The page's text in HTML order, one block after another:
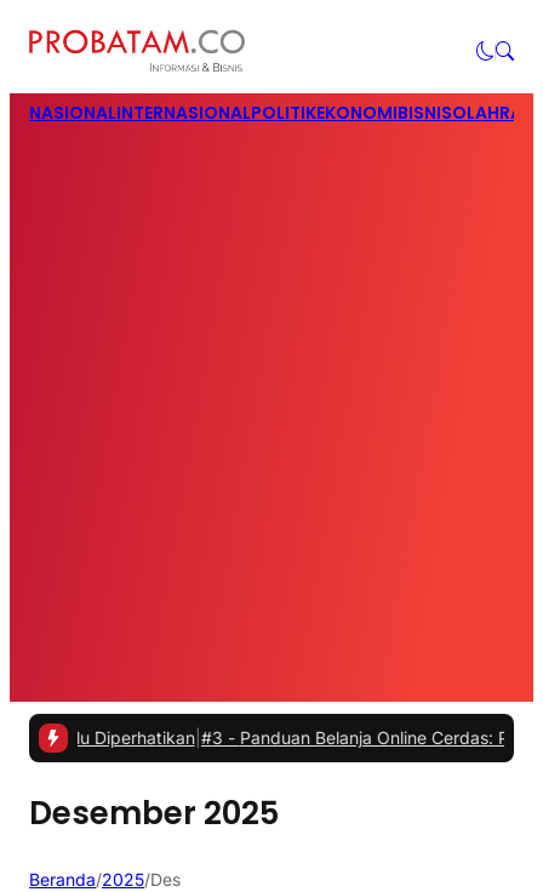
NASIONALINTERNASIONALPOLITIKEKONOMIBISNIS
Diperhatikan|#3 -Panduan Belanja Online Cerdas: Pilih Produk
Desember 2025
Beranda/2025/Des